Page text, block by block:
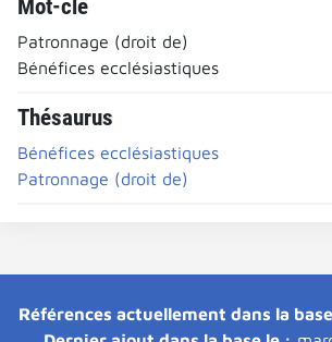
Mot-clé
Patronnage (droit de)
Bénéfices ecclésiastiques
Thésaurus
Bénéfices ecclésiastiques
Patronnage (droit de)
Références actuellement dans la